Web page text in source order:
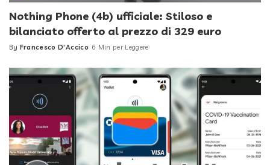
Nothing Phone (4b) ufficiale: Stiloso e
bilanciato offerto al prezzo di 329 euro
Posted
By Francesco D'Accico 6 Min per Leggere